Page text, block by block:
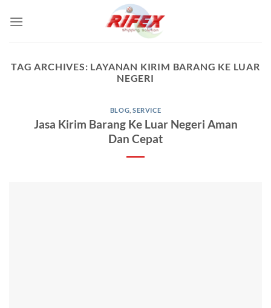
TAG ARCHIVES: LAYANAN KIRIM BARANG KE LUAR
NEGERI
BLOG ,SERVICE
Jasa Kirim Barang Ke Luar Negeri Aman
Dan Cepat